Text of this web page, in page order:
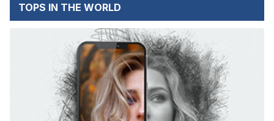
TOPS IN THE WORLD